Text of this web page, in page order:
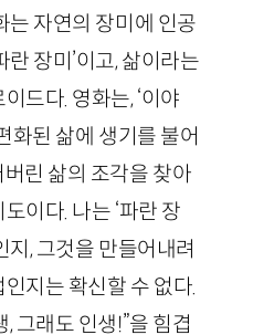
는 자연의 장미에 인공
란 장미’이고, 삶이라는
드다. 영화는, ‘이야
화된 삶에 생기를 불어
린 삶의 조각을 찾아
이다. 나는 ‘파란 장
지, 그것을 만들어내려
지는 확신할 수 없다.
그래도 인생!”을 힘겹